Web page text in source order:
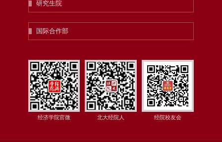
研究生院
国际合作部
经济学院官微 北大经院人 经院校友会